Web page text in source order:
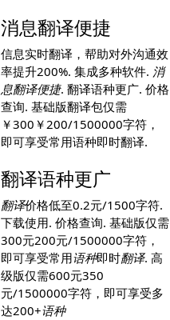
消息翻译便捷
信息实时翻译，帮助对外沟通效
率提升200%. 集成多种软件. 消
息翻译便捷. 翻译语种更广. 价格
查询. 基础版翻译包仅需
￥300￥200/1500000字符，
即可享受常用语种即时翻译.
翻译语种更广
翻译价格低至0.2元/1500字符.
下载使用. 价格查询. 基础版仅需
300元200元/1500000字符，
即可享受常用语种即时翻译. 高
级版仅需600元350
元/1500000字符，即可享受多
达200+语种